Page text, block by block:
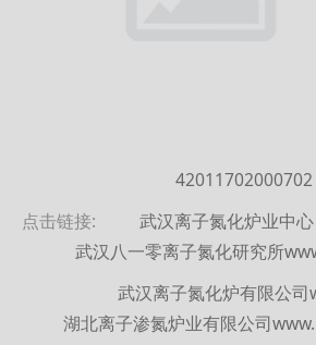
42011702000702
点击链接: 武汉离子氮化炉业中
武汉八一零离子氮化研究所
武汉离子氮化炉有限公
湖北离子渗氮炉业有限公司